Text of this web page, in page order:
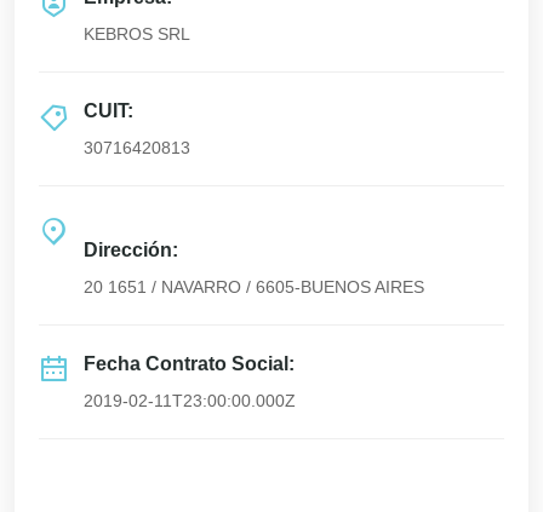
KEBROS SRL
CUIT:
30716420813
Dirección:
20 1651 / NAVARRO / 6605-BUENOS AIRES
Fecha Contrato Social:
2019-02-11T23:00:00.000Z